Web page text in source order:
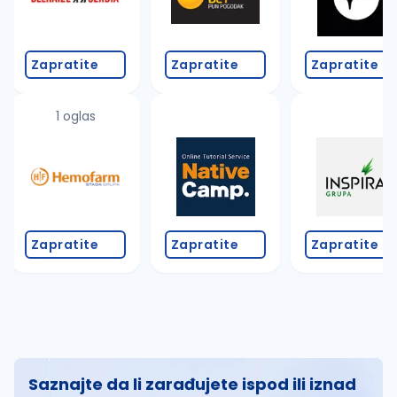
proverite pravopisne greške (koristite č, ć, š, đ,
promenite odabrane filtere pretrage
Zapratite
1 oglas
Zapratite
Zapratite
Zapratite
Zapratite
Zapratite
Saznajte da li zarađujete ispod ili iznad